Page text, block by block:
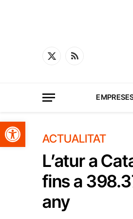
Obre la barra d'eines
X
RSS
ACTUALITAT
L’atur a
fins a
any